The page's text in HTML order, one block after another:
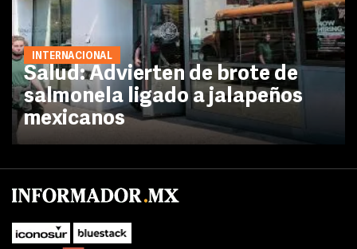
INTERNACIONAL
Salud: Advierten de brote de
salmonela ligado a jalapeños
mexicanos